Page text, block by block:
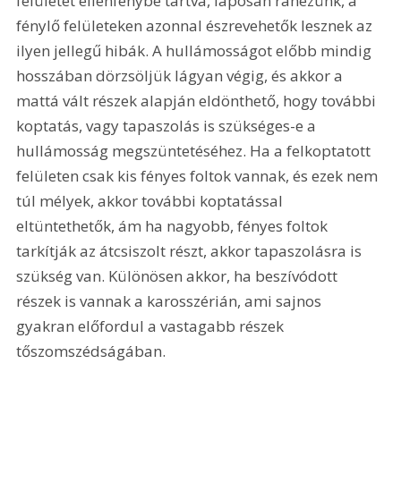
fénylő felületeken azonnal észrevehetők lesznek az
ilyen jellegű hibák. A hullámosságot előbb mindig
hosszában dörzsöljük lágyan végig, és akkor a
mattá vált részek alapján eldönthető, hogy további
koptatás, vagy tapaszolás is szükséges-e a
hullámosság megszüntetéséhez. Ha a felkoptatott
felületen csak kis fényes foltok vannak, és ezek nem
túl mélyek, akkor további koptatással
eltüntethetők, ám ha nagyobb, fényes foltok
tarkítják az átcsiszolt részt, akkor tapaszolásra is
szükség van. Különösen akkor, ha beszívódott
részek is vannak a karosszérián, ami sajnos
gyakran előfordul a vastagabb részek
tőszomszédságában.